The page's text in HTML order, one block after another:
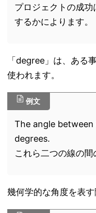
プロジェクトの成
するかによります。
「degree」は、ある
使われます。
例文
The angle
degrees.
これら二つの線の間
幾何学的な角度を表す